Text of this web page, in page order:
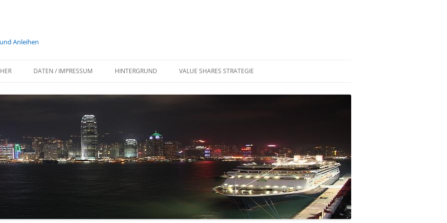
Anleihen
DATEN / IMPRESSUM HINTERGRUND VALUE SHARES STRATEGIE